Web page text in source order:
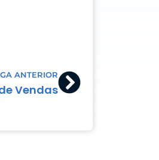
ANTERIOR
Vendas
Next